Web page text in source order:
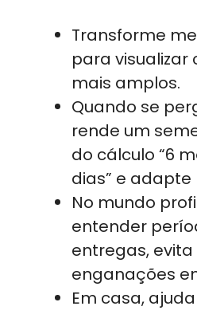
Transforme
para visualizar
mais amplos.
Quando se
rende um
do cálculo “6
dias” e
No mundo
entender
entregas,
enganações
Em casa,